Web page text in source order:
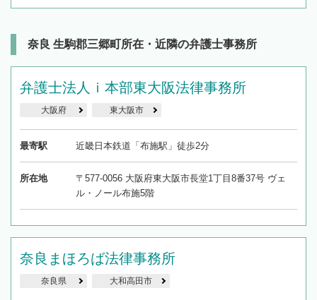
奈良 生駒郡三郷町所在・近隣の弁護士事務所
弁護士法人ｉ本部東大阪法律事務所
大阪府 東大阪市
最寄駅 近畿日本鉄道「布施駅」徒歩2分
所在地
〒577-0056 大阪府東大阪市長堂1丁目8番37号 ヴェ
ル・ノール布施5階
奈良まほろば法律事務所
奈良県 大和高田市